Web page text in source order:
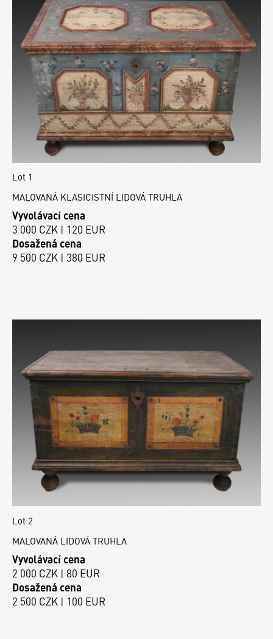
Lot 1
MALOVANÁ KLASICISTNÍ LIDOVÁ TRUHLA
Vyvolávací cena
3 000 CZK | 120 EUR
Dosažená cena
9 500 CZK | 380 EUR
Lot 2
MALOVANÁ LIDOVÁ TRUHLA
Vyvolávací cena
2 000 CZK | 80 EUR
Dosažená cena
2 500 CZK | 100 EUR